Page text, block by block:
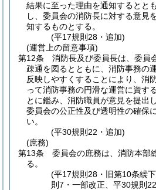
結果に至った理由を通知するとと
し、委員会の消防長に対する意見
知するものとする。
(平17規則28・追加)
(運営上の留意事項)
第12条
消防長及び委員長は、委員
疎通を図るとともに、消防事務の
反映しやすくすることにより、消
って消防事務の円滑な運営に資す
とに鑑み、消防職員が意見を提出
委員会の公正性及び透明性の確保
い。
(平30規則22・追加)
(庶務)
第13条
委員会の庶務は、消防本部
る。
(平17規則28・旧第10条繰
則7・一部改正、平30規則